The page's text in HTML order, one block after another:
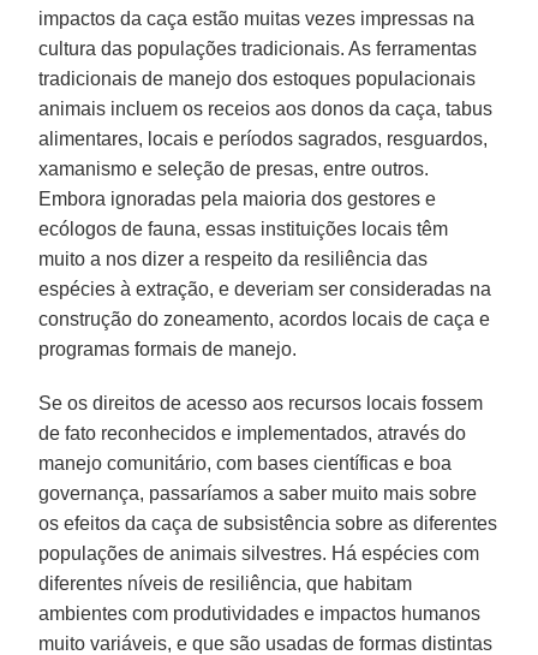
impactos da caça estão muitas vezes impressas na
cultura das populações tradicionais. As ferramentas
tradicionais de manejo dos estoques populacionais
animais incluem os receios aos donos da caça, tabus
alimentares, locais e períodos sagrados, resguardos,
xamanismo e seleção de presas, entre outros.
Embora ignoradas pela maioria dos gestores e
ecólogos de fauna, essas instituições locais têm
muito a nos dizer a respeito da resiliência das
espécies à extração, e deveriam ser consideradas na
construção do zoneamento, acordos locais de caça e
programas formais de manejo.
Se os direitos de acesso aos recursos locais fossem
de fato reconhecidos e implementados, através do
manejo comunitário, com bases científicas e boa
governança, passaríamos a saber muito mais sobre
os efeitos da caça de subsistência sobre as diferentes
populações de animais silvestres. Há espécies com
diferentes níveis de resiliência, que habitam
ambientes com produtividades e impactos humanos
muito variáveis, e que são usadas de formas distintas